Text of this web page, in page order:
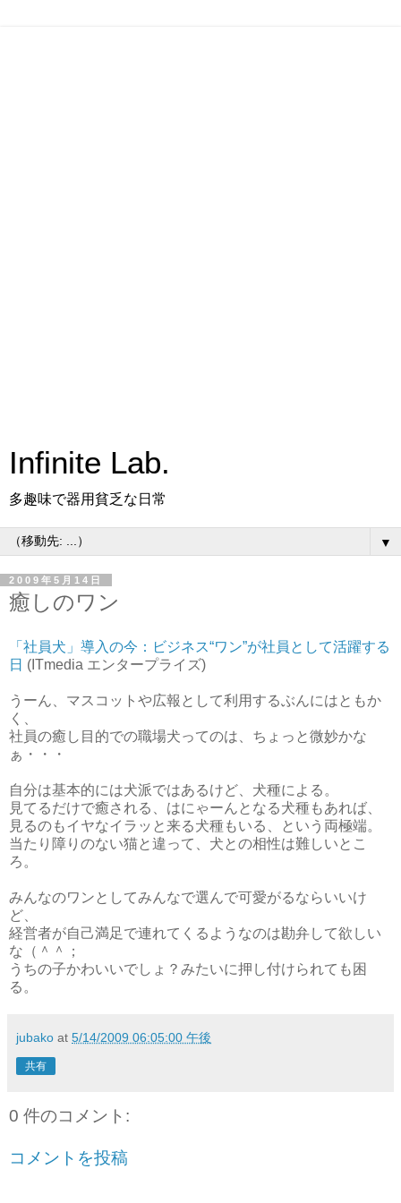
Infinite Lab.
多趣味で器用貧乏な日常
▼
2009年5月14日
癒しのワン
「社員犬」導入の今：ビジネス“ワン”が社員として活躍する
日 (ITmedia エンタープライズ)
うーん、マスコットや広報として利用するぶんにはともか
く、
社員の癒し目的での職場犬ってのは、ちょっと微妙かな
ぁ・・・
自分は基本的には犬派ではあるけど、犬種による。
見てるだけで癒される、はにゃーんとなる犬種もあれば、
見るのもイヤなイラッと来る犬種もいる、という両極端。
当たり障りのない猫と違って、犬との相性は難しいとこ
ろ。
みんなのワンとしてみんなで選んで可愛がるならいいけ
ど、
経営者が自己満足で連れてくるようなのは勘弁して欲しい
な（＾＾；
うちの子かわいいでしょ？みたいに押し付けられても困
る。
jubako at 5/14/2009 06:05:00 午後
共有
0 件のコメント:
コメントを投稿